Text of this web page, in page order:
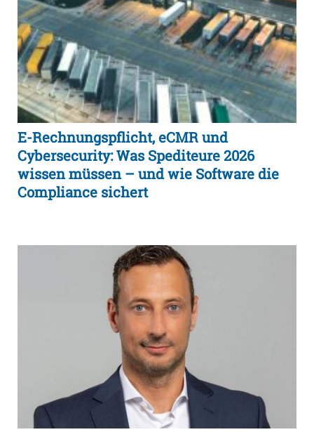
E-Rechnungspflicht, eCMR und
Cybersecurity: Was Spediteure 2026
wissen müssen – und wie Software die
Compliance sichert